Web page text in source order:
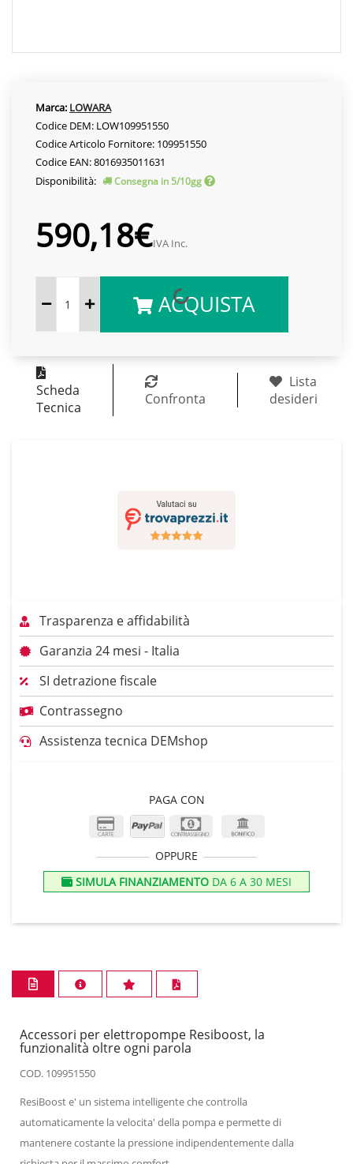
Marca: LOWARA
Codice DEM: LOW109951550
Codice Articolo Fornitore: 109951550
Codice EAN: 8016935011631
Disponibilità:
Consegna in 5/10gg
590,18€IVA Inc.
ACQUISTA
Scheda
Tecnica
Confronta
Lista
desideri
Trasparenza e affidabilità
Garanzia 24 mesi - Italia
SI detrazione fiscale
Contrassegno
Assistenza tecnica DEMshop
PAGA CON
OPPURE
SIMULA FINANZIAMENTO DA 6 A 30 MESI
Accessori per elettropompe Resiboost, la
funzionalità oltre ogni parola
COD. 109951550
ResiBoost e' un sistema intelligente che controlla
automaticamente la velocita' della pompa e permette di
mantenere costante la pressione indipendentemente dalla